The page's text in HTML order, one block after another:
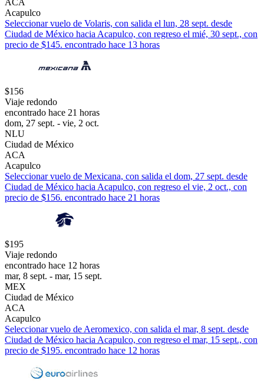
ACA
Acapulco
Seleccionar vuelo de Volaris, con salida el lun, 28 sept. desde
Ciudad de México hacia Acapulco, con regreso el mié, 30 sept., con
precio de $145. encontrado hace 13 horas
$156
Viaje redondo
encontrado hace 21 horas
dom, 27 sept. - vie, 2 oct.
NLU
Ciudad de México
ACA
Acapulco
Seleccionar vuelo de Mexicana, con salida el dom, 27 sept. desde
Ciudad de México hacia Acapulco, con regreso el vie, 2 oct., con
precio de $156. encontrado hace 21 horas
$195
Viaje redondo
encontrado hace 12 horas
mar, 8 sept. - mar, 15 sept.
MEX
Ciudad de México
ACA
Acapulco
Seleccionar vuelo de Aeromexico, con salida el mar, 8 sept. desde
Ciudad de México hacia Acapulco, con regreso el mar, 15 sept., con
precio de $195. encontrado hace 12 horas